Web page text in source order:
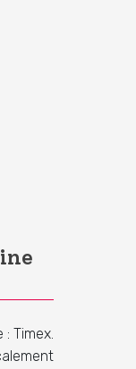
Timex.